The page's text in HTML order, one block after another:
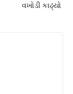
વખોડી કાઢ્યો